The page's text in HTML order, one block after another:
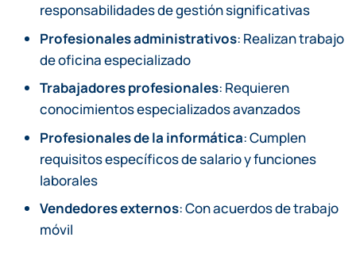
responsabilidades de gestión significativas
Profesionales administrativos: Realizan trabajo
de oficina especializado
Trabajadores profesionales: Requieren
conocimientos especializados avanzados
Profesionales de la informática: Cumplen
requisitos específicos de salario y funciones
laborales
Vendedores externos: Con acuerdos de trabajo
móvil